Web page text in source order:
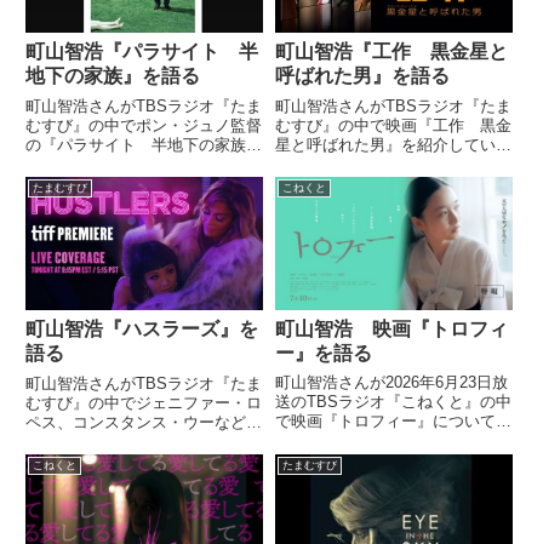
町山智浩『パラサイト 半
地下の家族』を語る
町山智浩さんがTBSラジオ『たま
むすび』の中でポン・ジュノ監督
の『パラサイト 半地下の家族』
公開 #tama954映画『パラサイト
半地下の家族』オフィシャルサイ
ト: pic.twitter.com/j...
町山智浩『工作 黒金星と
呼ばれた男』を語る
町山智浩さんがTBSラジオ『たま
むすび』の中で映画『工作 黒金
星と呼ばれた男』を紹介していま
でJASRAC（日本音楽著作権協
会）が自分の職員を約2年間に渡
って音楽教室に潜入調査させてい
たっていう事件がありました...
たまむすび
町山智浩『ハスラーズ』を
語る
町山智浩さんがTBSラジオ『たま
むすび』の中でジェニファー・ロ
ペス、コンスタンス・ウーなどが
ラーズ』を紹介していました。
（町山智浩）いま、取材できてい
るデトロイト。僕はちょうど10
年ちょっと前。2009年に取材...
こねくと
町山智浩 映画『トロフィ
ー』を語る
町山智浩さんが2026年6月23日放
送のTBSラジオ『こねくと』の中
で映画『トロフィー』について話
こねくと たまむすび